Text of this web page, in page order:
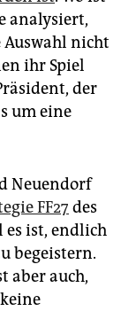
analysiert,
Auswahl nicht
ihr Spiel
der
um eine
Neuendorf
FF27 des
es ist, endlich
begeistern.
aber auch,